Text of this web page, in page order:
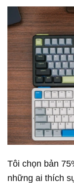
Tôi chọn bản
những ai thích